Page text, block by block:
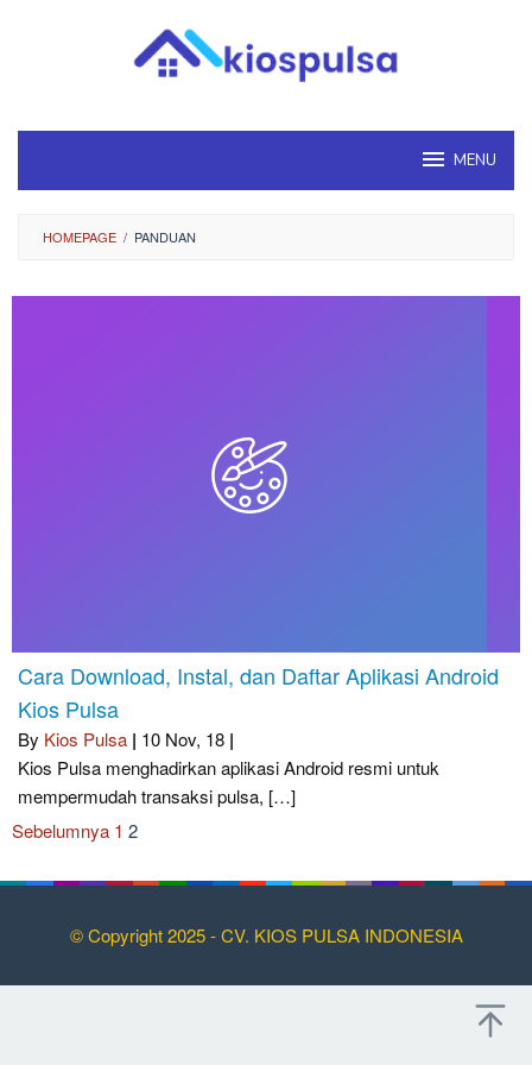
MENU
HOMEPAGE / PANDUAN
Cara Download, Instal, dan Daftar Aplikasi Android
Kios Pulsa
By Kios Pulsa | 10 Nov, 18 |
Kios Pulsa menghadirkan aplikasi Android resmi untuk
mempermudah transaksi pulsa, […]
Sebelumnya 1 2
© Copyright 2025 - CV. KIOS PULSA INDONESIA